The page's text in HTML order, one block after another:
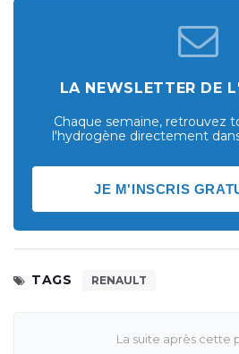
LA NEWSLETTER DE
Chaque semaine, retrouvez
l'hydrogène directement
JE M'INSCRIS
TAGS RENAULT